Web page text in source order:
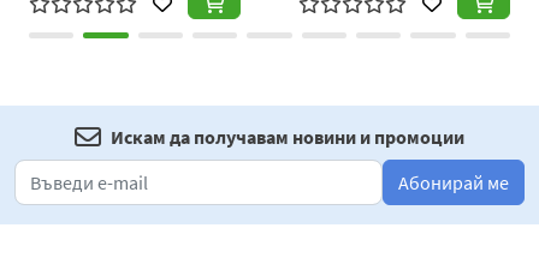
Искам да получавам новини и промоции
Абонирай ме